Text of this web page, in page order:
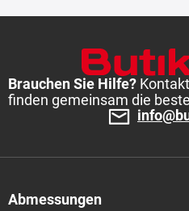
255-45-r-17 255-45-r-
265-35-r-20 265-40-r-20 265-
20 275-35-r-20 275-35-r-21
295-30-r-19
Brauchen Sie Hilfe?
finden gemeinsam die
Abmessungen